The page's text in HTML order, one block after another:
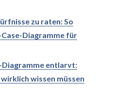
zu raten: So
Diagramme für
Diagramme entlarvt:
wissen müssen